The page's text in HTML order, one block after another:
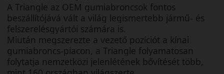
A Triangle az OEM gumiabroncsok fontos
beszállítójává vált a világ legismertebb jármű- és
felszerelésgyártói számára is.
Miután megszerezte a vezető pozíciót a kínai
gumiabroncs-piacon, a Triangle folyamatosan
folytatja nemzetközi jelenlétének bővítését több,